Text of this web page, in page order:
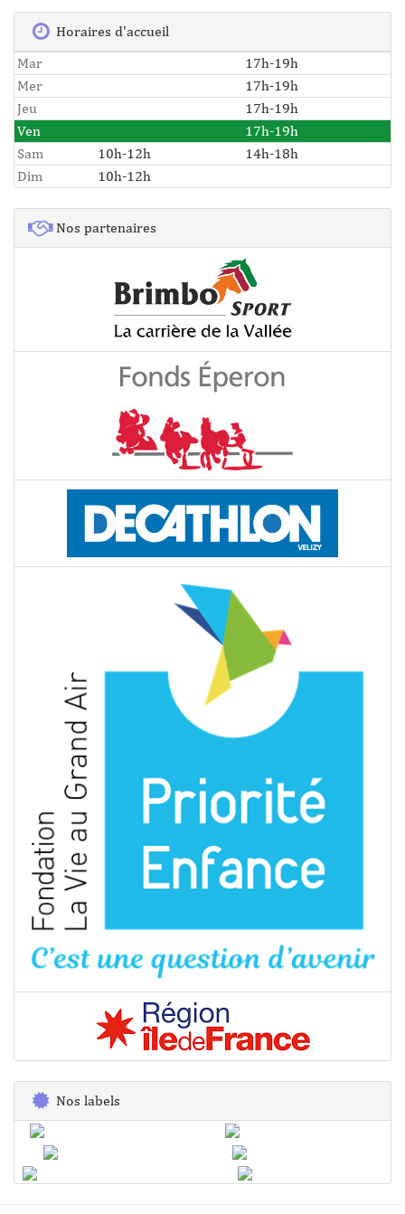
Horaires d'accueil
Mar
17h-19h
Mer
17h-19h
Jeu
17h-19h
Ven
17h-19h
Sam
10h-12h
14h-18h
Dim
10h-12h
Nos partenaires
Nos labels